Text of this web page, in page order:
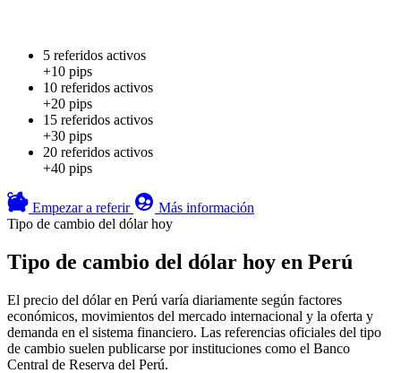
5 referidos activos
+10 pips
10 referidos activos
+20 pips
15 referidos activos
+30 pips
20 referidos activos
+40 pips
Empezar a referir
Más información
Tipo de cambio del dólar hoy
Tipo de cambio del dólar hoy en Perú
El precio del dólar en Perú varía diariamente según factores
económicos, movimientos del mercado internacional y la oferta y
demanda en el sistema financiero. Las referencias oficiales del tipo
de cambio suelen publicarse por instituciones como el Banco
Central de Reserva del Perú.